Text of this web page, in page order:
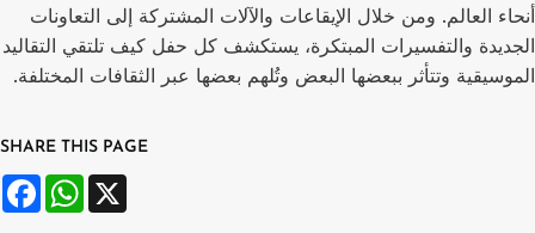
أنحاء العالم. ومن خلال الإيقاعات والآلات المشتركة إلى التعاونات
الجديدة والتفسيرات المبتكرة، يستكشف كل حفل كيف تلتقي التقاليد
الموسيقية وتتأثر ببعضها البعض وتُلهم بعضها عبر الثقافات المختلفة.
SHARE THIS PAGE
FacebookWhatsApp